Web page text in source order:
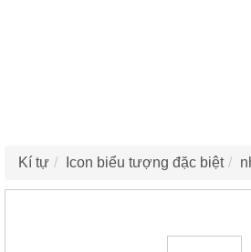
Kí tự Icon biểu tượng đặc biệt